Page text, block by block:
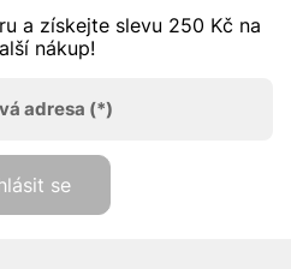
a získejte slevu 250 Kč na
nákup!
adresa (*)
se